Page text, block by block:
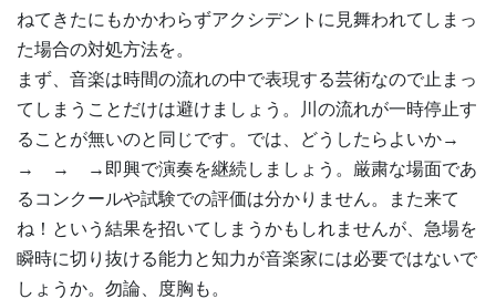
ねてきたにもかかわらずアクシデントに見舞われてしまっ
た場合の対処方法を。
まず、音楽は時間の流れの中で表現する芸術なので止まっ
てしまうことだけは避けましょう。川の流れが一時停止す
ることが無いのと同じです。では、どうしたらよいか→
→ → →即興で演奏を継続しましょう。厳粛な場面であ
るコンクールや試験での評価は分かりません。また来て
ね！という結果を招いてしまうかもしれませんが、急場を
瞬時に切り抜ける能力と知力が音楽家には必要ではないで
しょうか。勿論、度胸も。